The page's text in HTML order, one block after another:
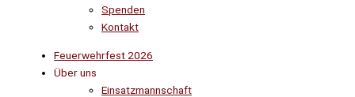
Spenden
Kontakt
Feuerwehrfest 2026
Über uns
Einsatzmannschaft